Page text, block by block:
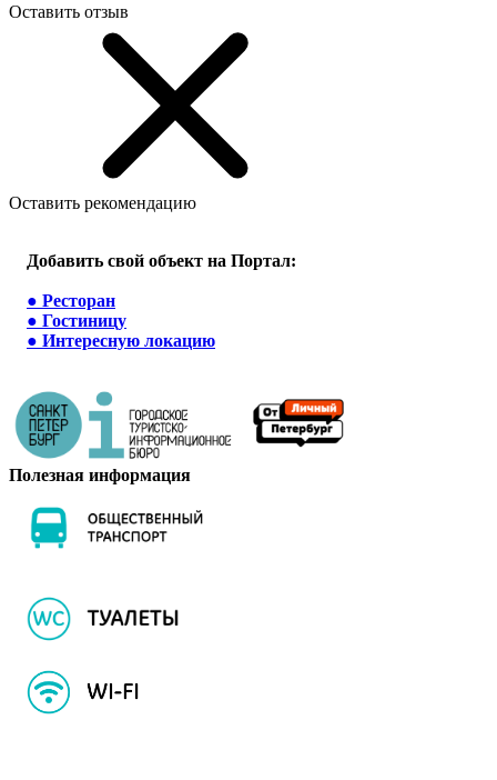
Оставить отзыв
Оставить рекомендацию
Добавить свой объект на Портал:
● Ресторан
● Гостиницу
● Интересную локацию
Полезная информация